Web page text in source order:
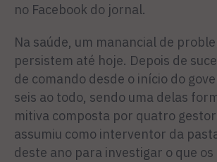
no Facebook do jornal.
Na saúde, um manancial de
persistem até hoje. Depois de
de comando desde o início do
seis ao todo, sendo uma delas
mitiva composta por quatro
assumiu como interventor da
deste ano para investigar o que